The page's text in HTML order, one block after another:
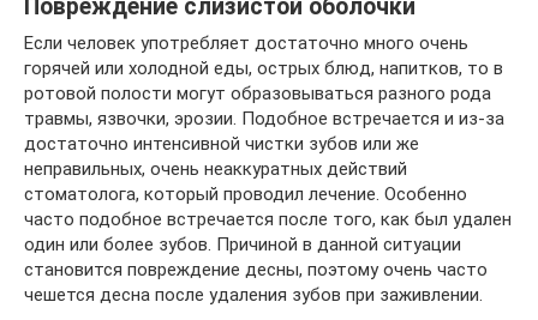
Повреждение слизистой оболочки
Если человек употребляет достаточно много очень
горячей или холодной еды, острых блюд, напитков, то в
ротовой полости могут образовываться разного рода
травмы, язвочки, эрозии. Подобное встречается и из-за
достаточно интенсивной чистки зубов или же
неправильных, очень неаккуратных действий
стоматолога, который проводил лечение. Особенно
часто подобное встречается после того, как был удален
один или более зубов. Причиной в данной ситуации
становится повреждение десны, поэтому очень часто
чешется десна после удаления зубов при заживлении.